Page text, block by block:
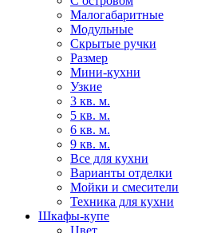
Малогабаритные
Модульные
Скрытые ручки
Размер
Мини-кухни
Узкие
3 кв. м.
5 кв. м.
6 кв. м.
9 кв. м.
Все для кухни
Варианты отделки
Мойки и смесители
Техника для кухни
Шкафы-купе
Цвет